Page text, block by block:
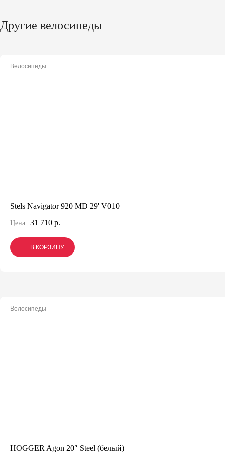
Другие велосипеды
Велосипеды
Stels Navigator 920 MD 29' V010
Цена: 31 710 р.
В КОРЗИНУ
В КОРЗИНУ
В КОРЗИНУ
Велосипеды
HOGGER Agon 20″ Steel (белый)